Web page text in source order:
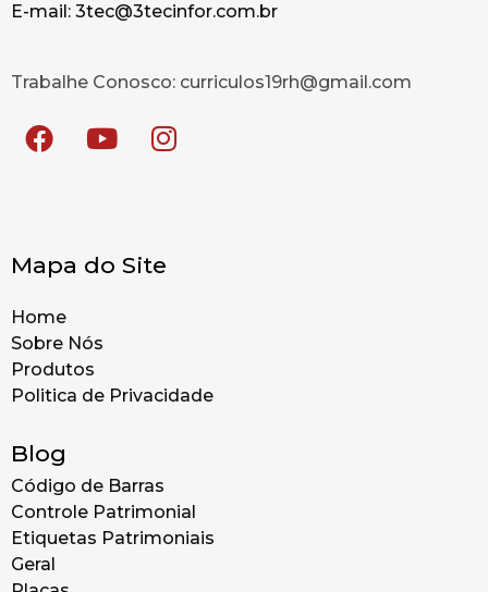
E-mail: 3tec@3tecinfor.com.br
Trabalhe Conosco: curriculos19rh@gmail.com
Mapa do Site
Home
Sobre Nós
Produtos
Politica de Privacidade
Blog
Código de Barras
Controle Patrimonial
Etiquetas Patrimoniais
Geral